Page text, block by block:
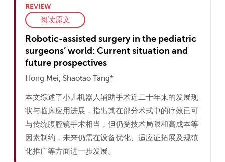
REVIEW
阅读原文
Robotic-assisted surgery in the pediatric
surgeons’ world: Current situation and
future prospectives
Hong Mei, Shaotao Tang*
本文综述了小儿机器人辅助手术近二十年来的发展现
状与临床应用进展，指出其在部分术式中的疗效已可
与传统腹腔镜手术相当，但仍受技术局限和高成本等
因素制约，未来仍需在设备优化、适应证拓展及规范
化推广等方面进一步发展。